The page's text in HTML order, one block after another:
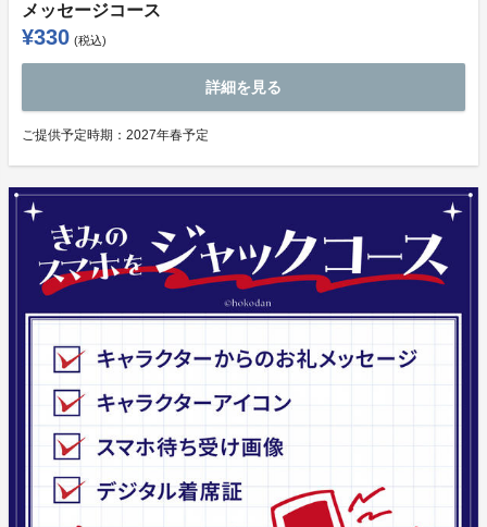
メッセージコース
¥330 (税込)
詳細を見る
ご提供予定時期： 2027年春予定